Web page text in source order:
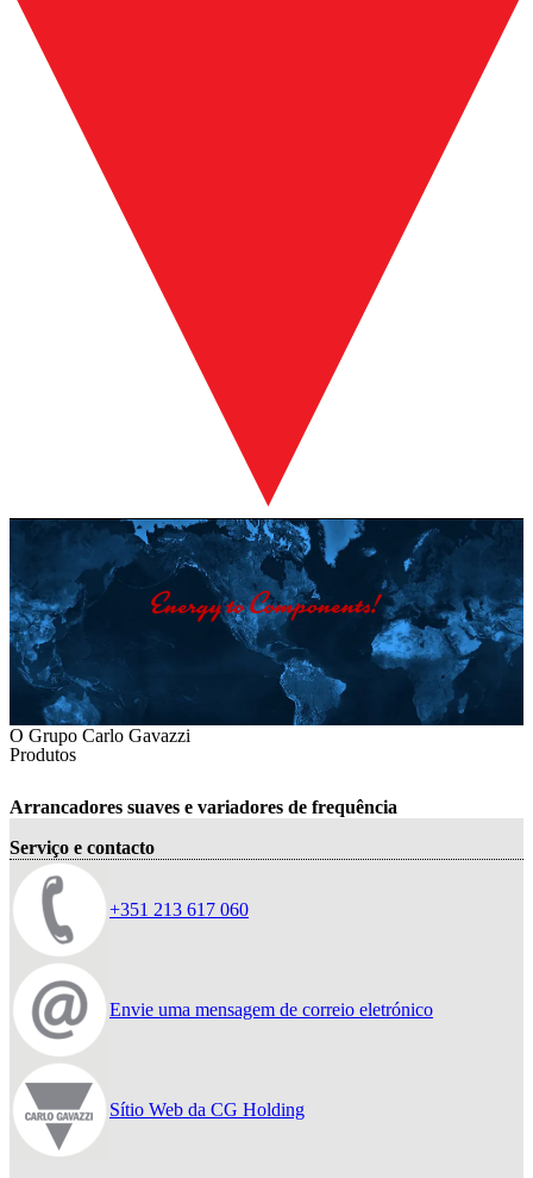
O Grupo Carlo Gavazzi
Produtos
Arrancadores suaves e variadores de frequência
Serviço e contacto
+351 213 617 060
Envie uma mensagem de correio eletrónico
Sítio Web da CG Holding